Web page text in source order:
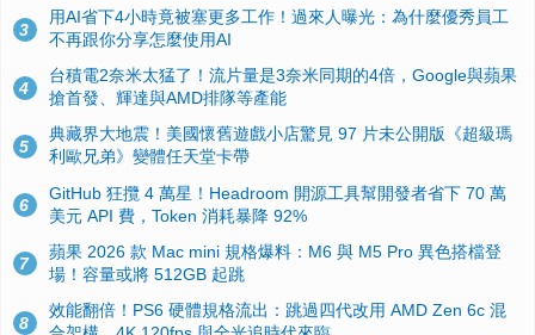
3
用AI省下4小時竟被塞更多工作！過來人曝光：為什麼優秀員工
不再跟你分享怎麼使用AI
4
台積電2奈米太猛了！流片量是3奈米同期的4倍，Google與蘋果
搶首發、輝達與AMD排隊等產能
5
典藏界大地震！美國懷舊遊戲小店驚見 97 片未公開版《超級瑪
利歐兄弟》變體任天堂卡帶
6
GitHub 狂攬 4 萬星！Headroom 開源工具幫開發者省下 70 萬
美元 API 費，Token 消耗暴降 92%
7
蘋果 2026 款 Mac mini 規格爆料：M6 與 M5 Pro 異色搭檔登
場！容量或將 512GB 起跳
8
效能翻倍！PS6 硬體規格流出：跳過四代改用 AMD Zen 6c 混